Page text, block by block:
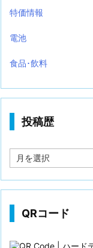
特価情報
電池
食品･飲料
投稿歴
稿
QRコード